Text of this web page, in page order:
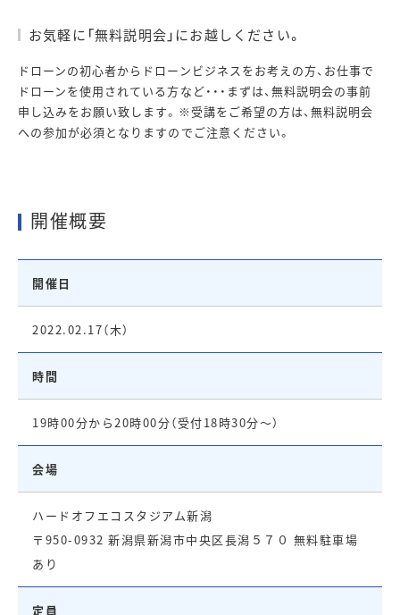
お気軽に「無料説明会」にお越しください。
ドローンの初心者からドローンビジネスをお考えの方、お仕事で
ドローンを使用されている方など・・・まずは、無料説明会の事前
申し込みをお願い致します。※受講をご希望の方は、無料説明会
への参加が必須となりますのでご注意ください。
開催概要
開催日
2022.02.17（木）
時間
19時00分から20時00分（受付18時30分〜）
会場
ハードオフエコスタジアム新潟
〒950-0932 新潟県新潟市中央区長潟５７０ 無料駐車場
あり
定員